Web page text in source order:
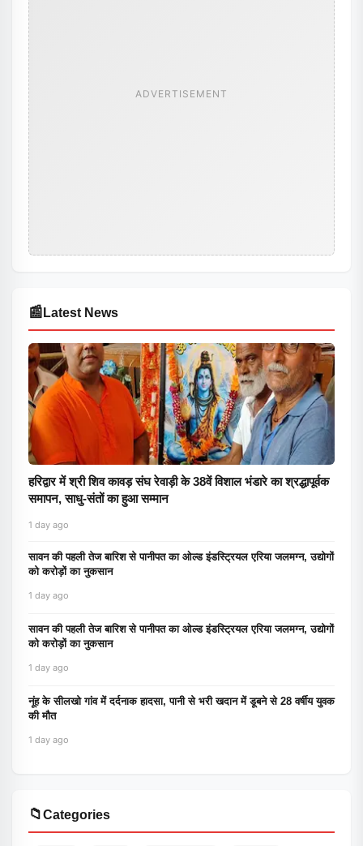
ADVERTISEMENT
📰 Latest News
हरिद्वार में श्री शिव कावड़ संघ रेवाड़ी के 38वें विशाल भंडारे का श्रद्धापूर्वक
समापन, साधु-संतों का हुआ सम्मान
1 day ago
सावन की पहली तेज बारिश से पानीपत का ओल्ड इंडस्ट्रियल एरिया जलमग्न, उद्योगों
को करोड़ों का नुकसान
1 day ago
सावन की पहली तेज बारिश से पानीपत का ओल्ड इंडस्ट्रियल एरिया जलमग्न, उद्योगों
को करोड़ों का नुकसान
1 day ago
नूंह के सीलखो गांव में दर्दनाक हादसा, पानी से भरी खदान में डूबने से 28 वर्षीय युवक
की मौत
1 day ago
📁Categories